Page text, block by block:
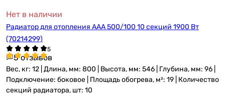
Нет в наличии
Радиатор для отопления AAA 500/100 10 секций 1900 Вт
(70214299)
5 отзывов
Вес, кг: 12 | Длина, мм: 800 | Высота, мм: 546 | Глубина, мм: 96 |
Подключение: боковое | Площадь обогрева, м²: 19 | Количество
секций радиатора, шт: 10